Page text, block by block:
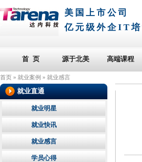
美国上市公司
亿元级外企IT培
首 页 源于北美 高端课程
首页 » 就业案例 » 就业感言
就业直通
就业明星
就业快讯
就业感言
学员心得